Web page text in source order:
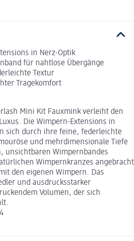
in Nerz-Optik
für nahtlose Übergänge
Textur
Tragekomfort
Mini Kit Fauxmink verleiht den
Die Wimpern-Extensions in
sich durch ihre feine, federleichte
und mehrdimensionale Tiefe
unsichtbaren Wimpernbandes
Wimpernkranzes angebracht
den eigenen Wimpern. Das
und ausdrucksstarker
Volumen, der sich